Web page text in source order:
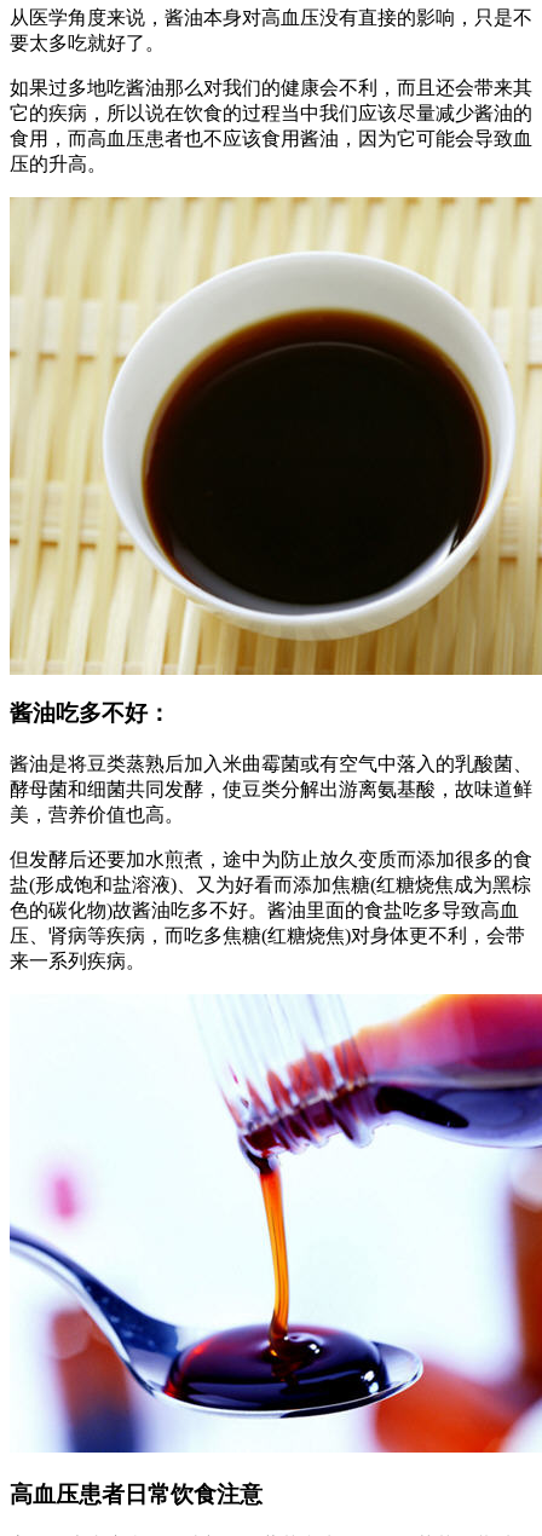
从医学角度来说，酱油本身对高血压没有直接的影响，只是不
要太多吃就好了。
如果过多地吃酱油那么对我们的健康会不利，而且还会带来其
它的疾病，所以说在饮食的过程当中我们应该尽量减少酱油的
食用，而高血压患者也不应该食用酱油，因为它可能会导致血
压的升高。
酱油吃多不好：
酱油是将豆类蒸熟后加入米曲霉菌或有空气中落入的乳酸菌、
酵母菌和细菌共同发酵，使豆类分解出游离氨基酸，故味道鲜
美，营养价值也高。
但发酵后还要加水煎煮，途中为防止放久变质而添加很多的食
盐(形成饱和盐溶液)、又为好看而添加焦糖(红糖烧焦成为黑棕
色的碳化物)故酱油吃多不好。酱油里面的食盐吃多导致高血
压、肾病等疾病，而吃多焦糖(红糖烧焦)对身体更不利，会带
来一系列疾病。
高血压患者日常饮食注意